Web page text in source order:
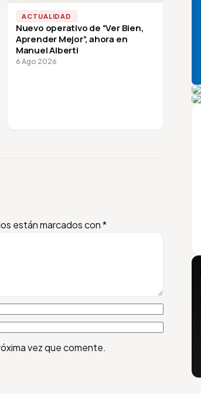
ACTUALIDAD
Nuevo operativo de “Ver Bien,
Aprender Mejor”, ahora en
Manuel Alberti
6 Ago 2026
están marcados con*
vez que comente.